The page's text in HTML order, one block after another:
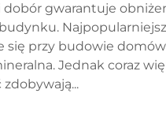
gwarantuje
się przy budowie
Jednak coraz